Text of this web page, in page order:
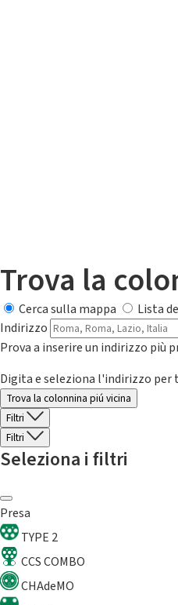
Trova la
Cerca sulla mappa
Lista
Indirizzo
Prova a inserire un indirizzo più
Digita e seleziona l'indirizzo
Trova la colonnina piú vicina
Filtri
Filtri
Seleziona i filtri
Presa
TYPE 2
CCS COMBO
CHAdeMO